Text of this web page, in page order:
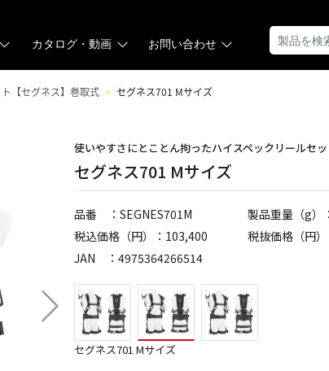
カタログ・動画 お問い合わせ
【セグネス】巻取式 セグネス701 Mサイズ
使いやすさにとことん拘ったハイスペックリールセッ
セグネス701 Mサイズ
品番 ：SEGNES701M
製品重量（g）
税込価格（円）：103,400
税抜価格（円
JAN ：4975364266514
セグネス701 Mサイズ